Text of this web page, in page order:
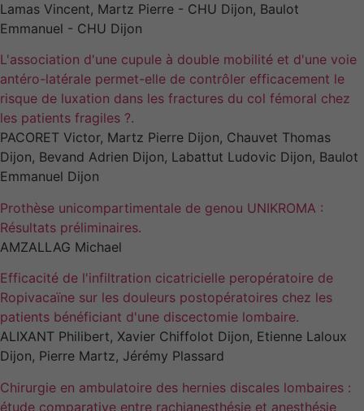
Lamas Vincent, Martz Pierre - CHU Dijon, Baulot
Emmanuel - CHU Dijon
L'association d'une cupule à double mobilité et d'une voie
antéro-latérale permet-elle de contrôler efficacement le
risque de luxation dans les fractures du col fémoral chez
les patients fragiles ?.
PACORET Victor, Martz Pierre Dijon, Chauvet Thomas
Dijon, Bevand Adrien Dijon, Labattut Ludovic Dijon, Baulot
Emmanuel Dijon
Prothèse unicompartimentale de genou UNIKROMA :
Résultats préliminaires.
AMZALLAG Michael
Efficacité de l'infiltration cicatricielle peropératoire de
Ropivacaïne sur les douleurs postopératoires chez les
patients bénéficiant d'une discectomie lombaire.
ALIXANT Philibert, Xavier Chiffolot Dijon, Etienne Laloux
Dijon, Pierre Martz, Jérémy Plassard
Chirurgie en ambulatoire des hernies discales lombaires :
étude comparative entre rachianesthésie et anesthésie